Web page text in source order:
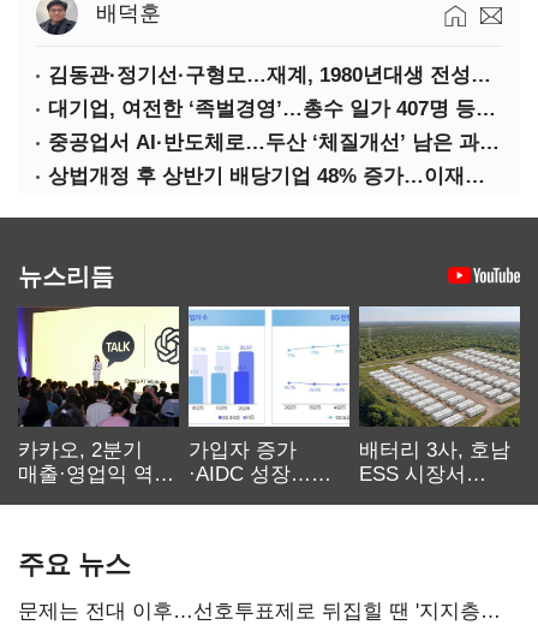
배덕훈
김동관·정기선·구형모…재계, 1980년대생 전성시대
대기업, 여전한 ‘족벌경영’…총수 일가 407명 등기임원
중공업서 AI·반도체로…두산 ‘체질개선’ 남은 과제는
상법개정 후 상반기 배당기업 48% 증가…이재용 배당액 728억 1위
뉴스리듬
카카오, 2분기
매출·영업익 역대
가입자 증가
·AIDC 성장…
배터리 3사, 호남
ESS 시장서
주요 뉴스
문제는 전대 이후…선호투표제로 뒤집힐 땐 '지지층